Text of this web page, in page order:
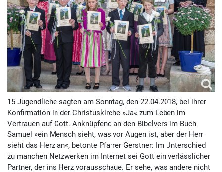
15 Jugendliche sagten am Sonntag, den 22.04.2018, bei ihrer
Konfirmation in der Christuskirche »Ja« zum Leben im
Vertrauen auf Gott. Anknüpfend an den Bibelvers im Buch
Samuel »ein Mensch sieht, was vor Augen ist, aber der Herr
sieht das Herz an«, betonte Pfarrer Gerstner: Im Unterschied
zu manchen Netzwerken im Internet sei Gott ein verlässlicher
Partner, der ins Herz vorausschaue. Er sehe, was andere nicht